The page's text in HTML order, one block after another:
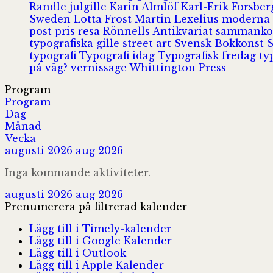
Randle julgille Karin Almlöf Karl-Erik
Sweden Lotta Frost Martin Lexelius moderna
post pris resa Rönnells Antikvariat
typografiska gille street art Svensk Bokkonst
typografi Typografi idag Typografisk fredag
på väg?vernissage Whittington Press
Program
Program
Dag
Månad
Vecka
augusti 2026 aug 2026
Inga kommande aktiviteter.
augusti 2026 aug 2026
Prenumerera på filtrerad kalender
Lägg till i Timely-kalender
Lägg till i Google Kalender
Lägg till i Outlook
Lägg till i Apple Kalender